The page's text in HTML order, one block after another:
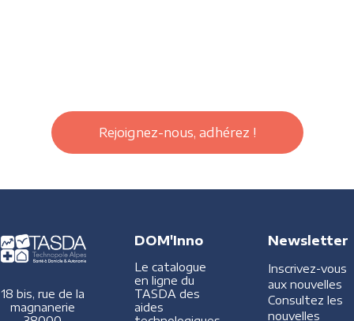
Rejoignez-nous, adhérez !
18 bis, rue de la
magnanerie
DOM'Inno
Le catalogue
en ligne du
TASDA des
aides
Newsletter
Inscrivez-vous
aux nouvelles
Consultez les
nouvelles